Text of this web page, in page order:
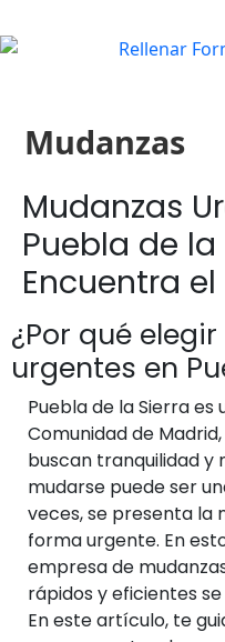
Mudanzas
Mudanzas
Puebla de la
Encuentra
¿Por qué
urgentes en
Puebla de la Sierra
Comunidad de
buscan tranquilidad y
mudarse puede ser
veces, se presenta la
forma urgente. En
empresa de
rápidos y eficientes
En este artículo, te